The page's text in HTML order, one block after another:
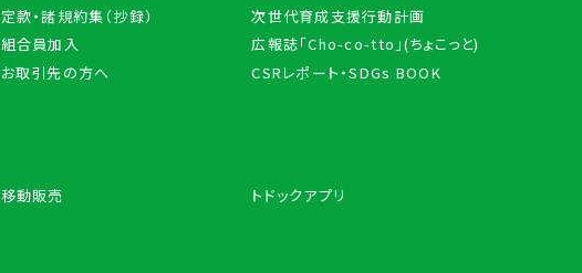
定款・諸規約集（抄録）
次世代育成支援行動計画
組合員加入
広報誌「Cho-co-tto」(ちょこっと)
お取引先の方へ
CSRレポート・SDGs BOOK
移動販売
トドックアプリ